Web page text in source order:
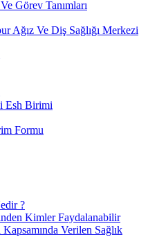
Görev Tanımları
Ağız Ve Diş Sağlığı Merkezi
Esh Birimi
Formu
?
Kimler Faydalanabilir
Verilen Sağlık